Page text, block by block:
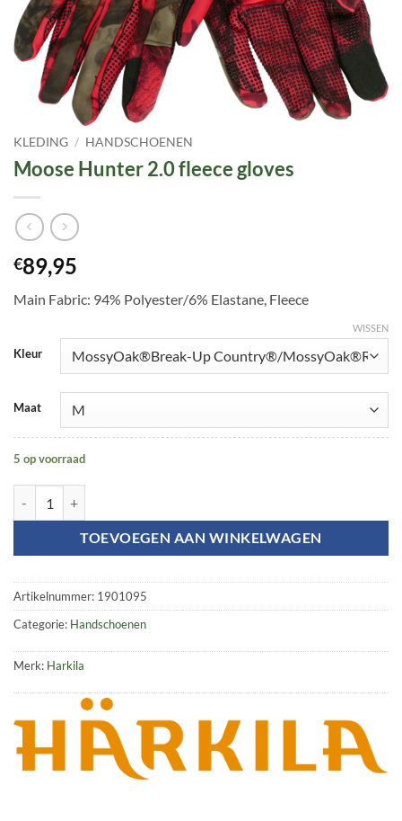
KLEDING / HANDSCHOENEN
Moose Hunter 2.0 fleece gloves
€89,95
Main Fabric: 94% Polyester/6% Elastane, Fleece
Kleur
Maat
WISSEN
5 op voorraad
TOEVOEGEN AAN WINKELWAGEN
Artikelnummer: 1901095
Categorie: Handschoenen
Merk: Harkila